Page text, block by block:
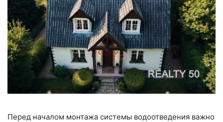
Перед началом монтажа системы водоотведения важно